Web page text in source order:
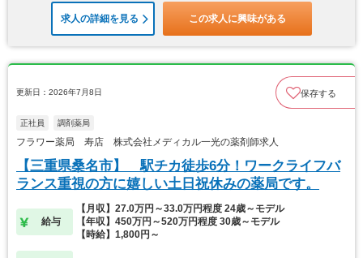
求人の詳細を見る この求人に興味がある
更新日：2026年7月8日 保存する
正社員 調剤薬局
フラワー薬局 寿店 株式会社メディカル一光の薬剤師求人
【三重県桑名市】 駅チカ徒歩6分！ワークライフバ
ランス重視の方に嬉しい土日祝休みの薬局です。
給与
【月収】27.0万円～33.0万円程度 24歳～モデル
【年収】450万円～520万円程度 30歳～モデル
【時給】1,800円～